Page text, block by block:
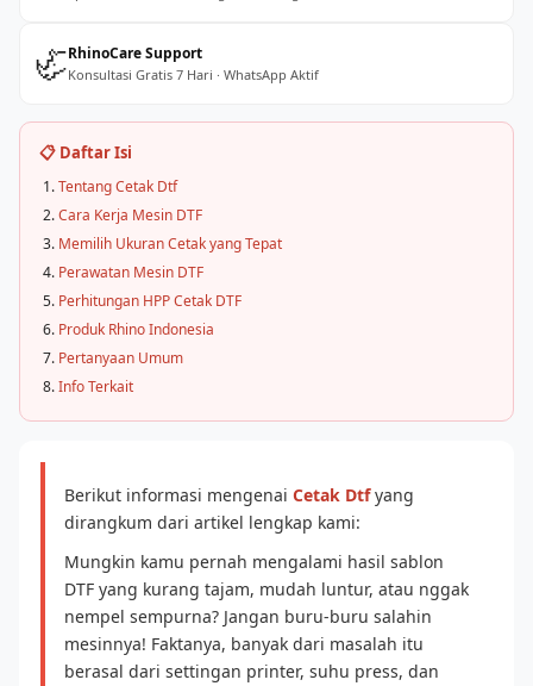
🦏RhinoCare Support
Konsultasi Gratis 7 Hari · WhatsApp Aktif
📋 Daftar Isi
Tentang Cetak Dtf
Cara Kerja Mesin DTF
Memilih Ukuran Cetak yang Tepat
Perawatan Mesin DTF
Perhitungan HPP Cetak DTF
Produk Rhino Indonesia
Pertanyaan Umum
Info Terkait
Berikut informasi mengenai Cetak Dtfyang
dirangkum dari artikel lengkap kami:
Mungkin kamu pernah mengalami hasil sablon
DTF yang kurang tajam, mudah luntur, atau nggak
nempel sempurna? Jangan buru-buru salahin
mesinnya! Faktanya, banyak dari masalah itu
berasal dari settingan printer, suhu press, dan